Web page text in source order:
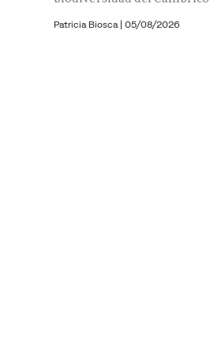
Patricia Biosca | 05/08/2026